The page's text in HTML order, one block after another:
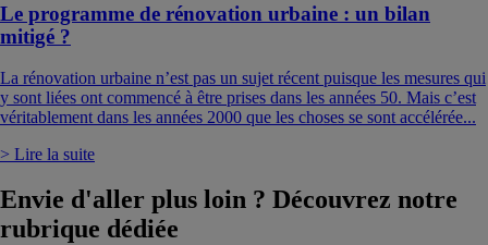
Le programme de rénovation urbaine : un bilan
mitigé ?
La rénovation urbaine n’est pas un sujet récent puisque les mesures qui
y sont liées ont commencé à être prises dans les années 50. Mais c’est
véritablement dans les années 2000 que les choses se sont accélérée...
> Lire la suite
Envie d'aller plus loin ? Découvrez notre
rubrique dédiée